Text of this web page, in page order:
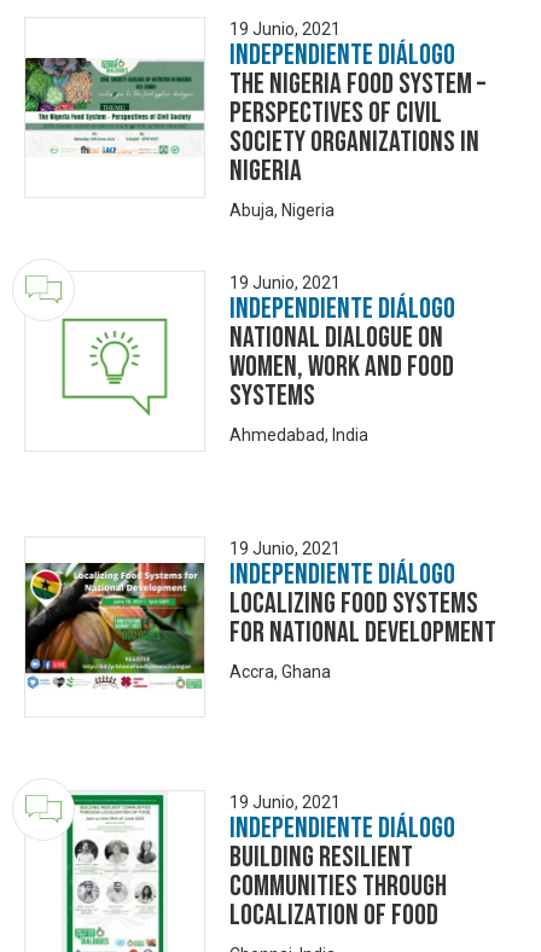
19 Junio, 2021
Independiente Diálogo
THE NIGERIA FOOD SYSTEM –
PERSPECTIVES OF CIVIL
SOCIETY ORGANIZATIONS IN
NIGERIA
Abuja, Nigeria
19 Junio, 2021
Independiente Diálogo
National Dialogue on
Women, Work and Food
Systems
Ahmedabad, India
19 Junio, 2021
Independiente Diálogo
Localizing Food Systems
For National Development
Accra, Ghana
19 Junio, 2021
Independiente Diálogo
Building Resilient
Communities through
Localization of Food